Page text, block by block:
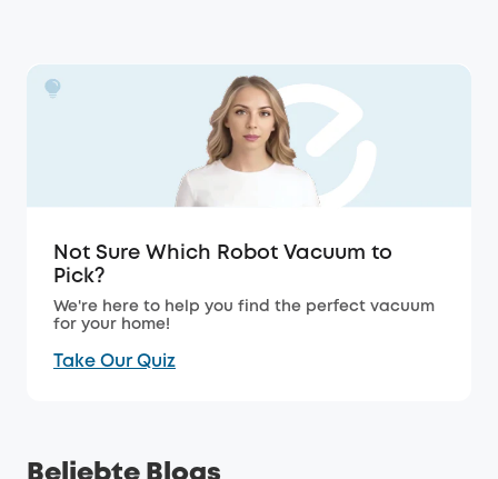
Not Sure Which Robot Vacuum to
Pick?
We're here to help you find the perfect vacuum
for your home!
Take Our Quiz
Beliebte Blogs